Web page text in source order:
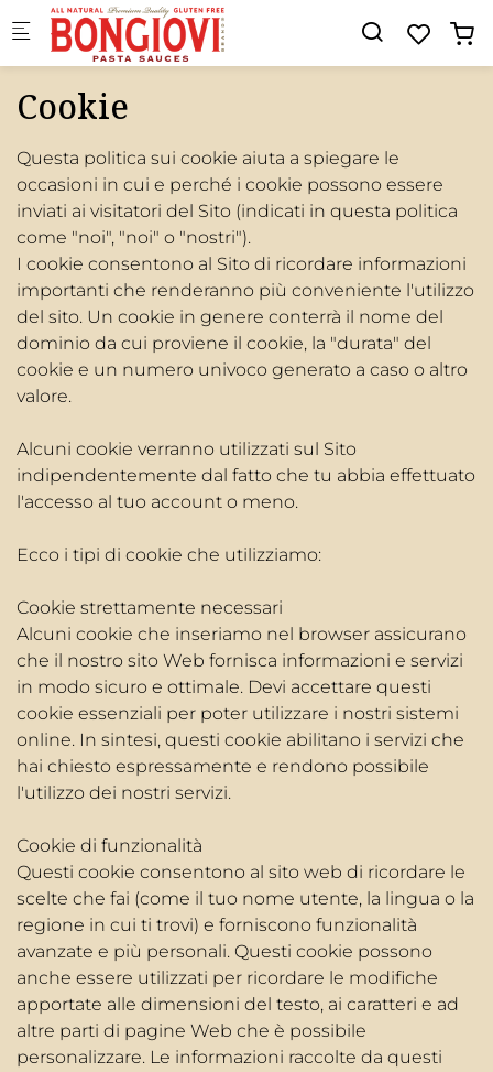
Skip to main content
Cookie
Questa politica sui cookie aiuta a spiegare le
occasioni in cui e perché i cookie possono essere
inviati ai visitatori del Sito (indicati in questa politica
come "noi", "noi" o "nostri").
I cookie consentono al Sito di ricordare informazioni
importanti che renderanno più conveniente l'utilizzo
del sito. Un cookie in genere conterrà il nome del
dominio da cui proviene il cookie, la "durata" del
cookie e un numero univoco generato a caso o altro
valore.
Alcuni cookie verranno utilizzati sul Sito
indipendentemente dal fatto che tu abbia effettuato
l'accesso al tuo account o meno.
Ecco i tipi di cookie che utilizziamo:
Cookie strettamente necessari
Alcuni cookie che inseriamo nel browser assicurano
che il nostro sito Web fornisca informazioni e servizi
in modo sicuro e ottimale. Devi accettare questi
cookie essenziali per poter utilizzare i nostri sistemi
online. In sintesi, questi cookie abilitano i servizi che
hai chiesto espressamente e rendono possibile
l'utilizzo dei nostri servizi.
Cookie di funzionalità
Questi cookie consentono al sito web di ricordare le
scelte che fai (come il tuo nome utente, la lingua o la
regione in cui ti trovi) e forniscono funzionalità
avanzate e più personali. Questi cookie possono
anche essere utilizzati per ricordare le modifiche
apportate alle dimensioni del testo, ai caratteri e ad
altre parti di pagine Web che è possibile
personalizzare. Le informazioni raccolte da questi